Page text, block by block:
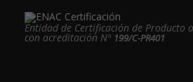
Entidad de Certificación de Producto
con acreditación Nº 199/C-PR401